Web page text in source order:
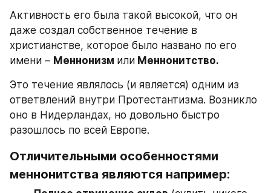
Активность его была такой высокой, что он
даже создал собственное течение в
христианстве, которое было названо по его
имени – Меннонизм или Меннонитство.
Это течение являлось (и является) одним из
ответвлений внутри Протестантизма. Возникло
оно в Нидерландах, но довольно быстро
разошлось по всей Европе.
Отличительными особенностями
меннонитства являются например: